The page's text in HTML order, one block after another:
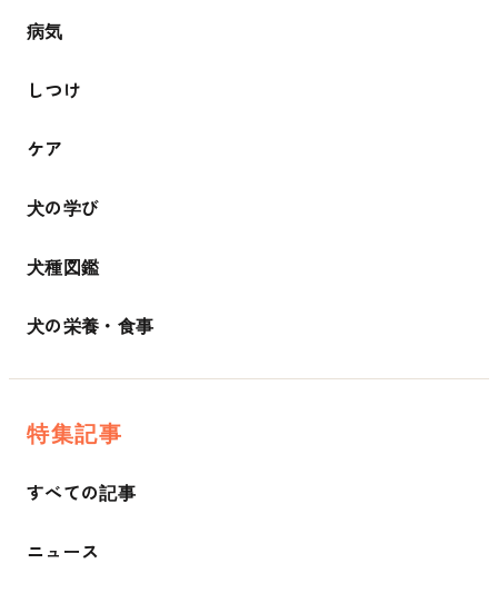
病気
しつけ
ケア
犬の学び
犬種図鑑
犬の栄養・食事
特集記事
すべての記事
ニュース